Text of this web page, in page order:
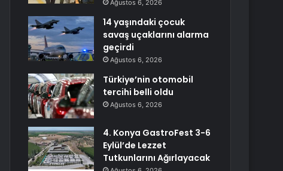
Ağustos 6, 2026
14 yaşındaki çocuk
savaş uçaklarını alarma
geçirdi
Ağustos 6, 2026
Türkiye’nin otomobil
tercihi belli oldu
Ağustos 6, 2026
4. Konya GastroFest 3-6
Eylül’de Lezzet
Tutkunlarını Ağırlayacak